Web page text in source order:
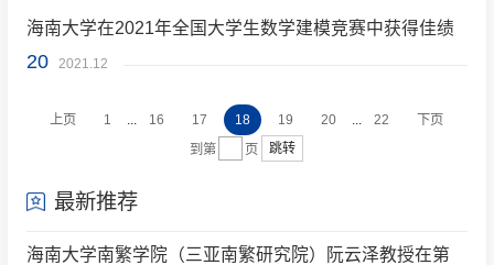
20 2021.12
海南大学在2021年全国大学生数学建模竞赛中获得佳绩
上页 1 16 17 18 19 20 22
下页
到第
页 跳转
最新推荐
海南大学南繁学院（三亚南繁研究院）阮云泽教授在第